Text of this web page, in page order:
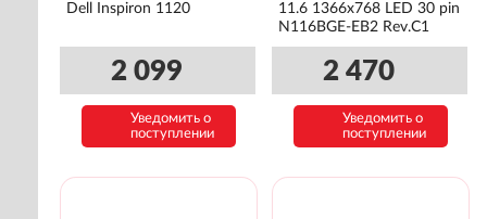
Dell Inspiron 1120
2 099
Уведомить о
поступлении
11.6 1366x768 LED 30 pin
N116BGE-EB2 Rev.C1
2 470
Уведомить о
поступлении